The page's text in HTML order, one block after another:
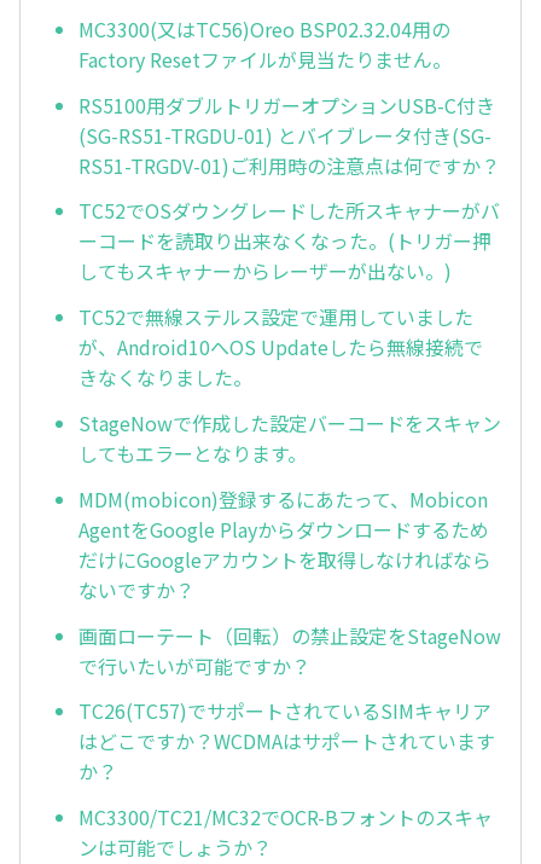
MC3300(又はTC56)Oreo BSP02.32.04用の
Factory Resetファイルが見当たりません。
RS5100用ダブルトリガーオプションUSB-C付き
(SG-RS51-TRGDU-01) とバイブレータ付き(SG-
RS51-TRGDV-01)ご利用時の注意点は何ですか？
TC52でOSダウングレードした所スキャナーがバ
ーコードを読取り出来なくなった。(トリガー押
してもスキャナーからレーザーが出ない。)
TC52で無線ステルス設定で運用していました
が、Android10へOS Updateしたら無線接続で
きなくなりました。
StageNowで作成した設定バーコードをスキャン
してもエラーとなります。
MDM(mobicon)登録するにあたって、Mobicon
AgentをGoogle Playからダウンロードするため
だけにGoogleアカウントを取得しなければなら
ないですか？
画面ローテート（回転）の禁止設定をStageNow
で行いたいが可能ですか？
TC26(TC57)でサポートされているSIMキャリア
はどこですか？WCDMAはサポートされています
か？
MC3300/TC21/MC32でOCR-Bフォントのスキャ
ンは可能でしょうか？